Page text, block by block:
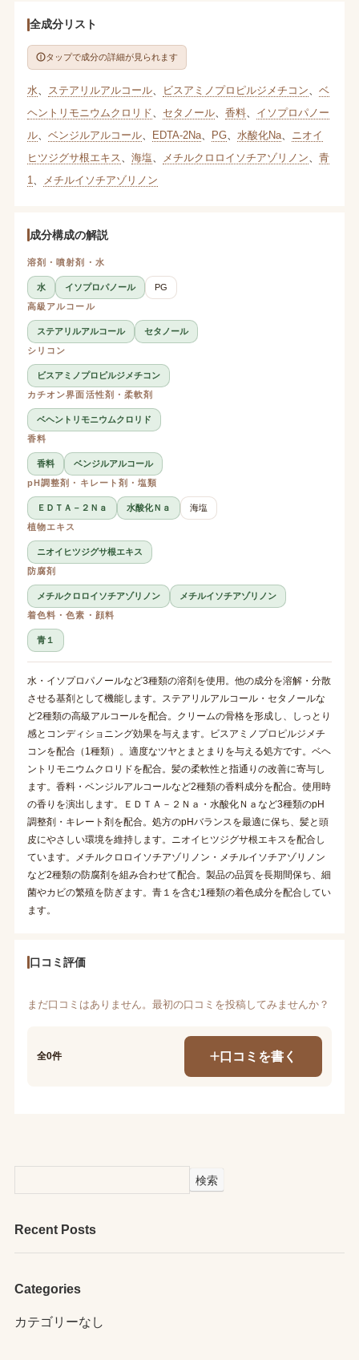
全成分リスト
タップで成分の詳細が見られます
水 ステアリルアルコール、 ビスアミノプロピルジメチコン
ベ
ヘントリモニウムクロリド
セタノール、 香料、 イソプロパノー
ル、 ベンジルアルコール、 EDTA-2Na、 PG、 水酸化Na、
ニオイ
ヒツジグサ根エキス
海塩 メチルクロロイソチアゾリノン
青
1
メチルイソチアゾリノン
成分構成の解説
溶剤・噴射剤・水
水 イソプロパノール
PG
高級アルコール
ステアリルアルコール
セタノール
シリコン
ビスアミノプロピルジメチコン
カチオン界面活性剤・柔軟剤
ベヘントリモニウムクロリド
香料
香料
ベンジルアルコール
pH調整剤・キレート剤・塩類
ＥＤＴＡ－２Ｎａ 水酸化Ｎａ
海塩
植物エキス
ニオイヒツジグサ根エキス
防腐剤
メチルクロロイソチアゾリノン
メチルイソチアゾリノン
着色料・色素・顔料
青１
水・イソプロパノールなど3種類の溶剤を使用。他の成分を溶解・分散
させる基剤として機能します。ステアリルアルコール・セタノールな
ど2種類の高級アルコールを配合。クリームの骨格を形成し、しっとり
感とコンディショニング効果を与えます。ビスアミノプロピルジメチ
コンを配合（1種類）。適度なツヤとまとまりを与える処方です。ベヘ
ントリモニウムクロリドを配合。髪の柔軟性と指通りの改善に寄与し
ます。香料・ベンジルアルコールなど2種類の香料成分を配合。使用時
の香りを演出します。ＥＤＴＡ－２Ｎａ・水酸化Ｎａなど3種類のpH
調整剤・キレート剤を配合。処方のpHバランスを最適に保ち、髪と頭
皮にやさしい環境を維持します。ニオイヒツジグサ根エキスを配合し
ています。メチルクロロイソチアゾリノン・メチルイソチアゾリノン
など2種類の防腐剤を組み合わせて配合。製品の品質を長期間保ち、細
菌やカビの繁殖を防ぎます。青１を含む1種類の着色成分を配合してい
ます。
口コミ評価
まだ口コミはありません。最初の口コミを投稿してみませんか？
全0件 口コミを書く
検索
Recent Posts
Categories
カテゴリーなし